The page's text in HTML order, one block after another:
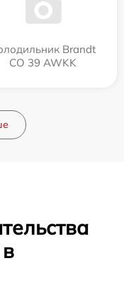
Brandt
CO 39 AWKK